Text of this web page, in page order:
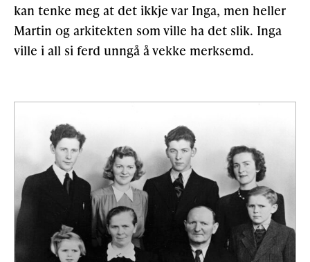
kan tenke meg at det ikkje var Inga, men heller
Martin og arkitekten som ville ha det slik. Inga
ville i all si ferd unngå å vekke merksemd.